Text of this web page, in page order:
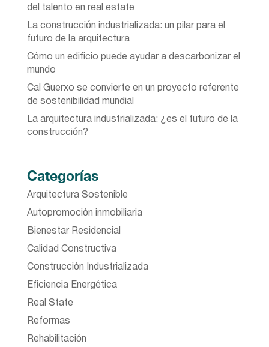
del talento en real estate
La construcción industrializada: un pilar para el
futuro de la arquitectura
Cómo un edificio puede ayudar a descarbonizar el
mundo
Cal Guerxo se convierte en un proyecto referente
de sostenibilidad mundial
La arquitectura industrializada: ¿es el futuro de la
construcción?
Categorías
Arquitectura Sostenible
Autopromoción inmobiliaria
Bienestar Residencial
Calidad Constructiva
Construcción Industrializada
Eficiencia Energética
Real State
Reformas
Rehabilitación